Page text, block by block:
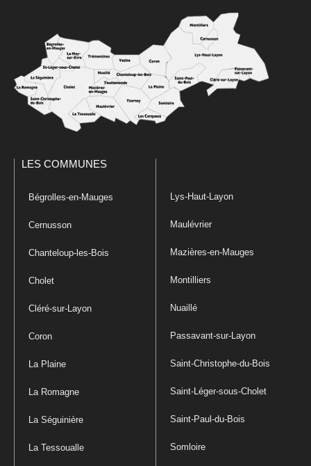
LES COMMUNES
Bégrolles-en-Mauges
Cernusson
Chanteloup-les-Bois
Cholet
Cléré-sur-Layon
Coron
La Plaine
La Romagne
La Séguinière
La Tessoualle
Lys-Haut-Layon
Maulévrier
Mazières-en-Mauges
Montilliers
Nuaillé
Passavant-sur-Layon
Saint-Christophe-du-Bois
Saint-Léger-sous-Cholet
Saint-Paul-du-Bois
Somloire